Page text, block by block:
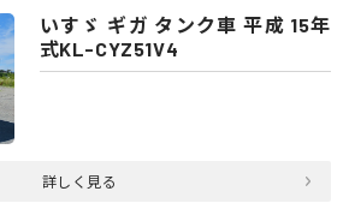
いすゞ ギガ タンク車 平成 15年
式KL-CYZ51V4
詳しく見る